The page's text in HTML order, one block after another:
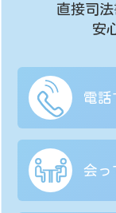
直接司
安
電話
会っ